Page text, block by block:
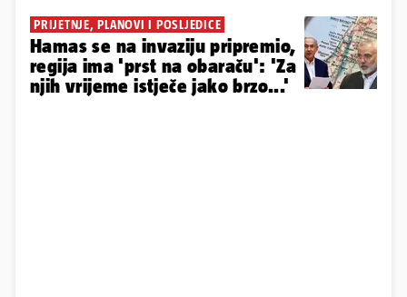
PRIJETNJE, PLANOVI I POSLJEDICE
Hamas se na invaziju pripremio,
regija ima 'prst na obaraču': 'Za
njih vrijeme istječe jako brzo...'